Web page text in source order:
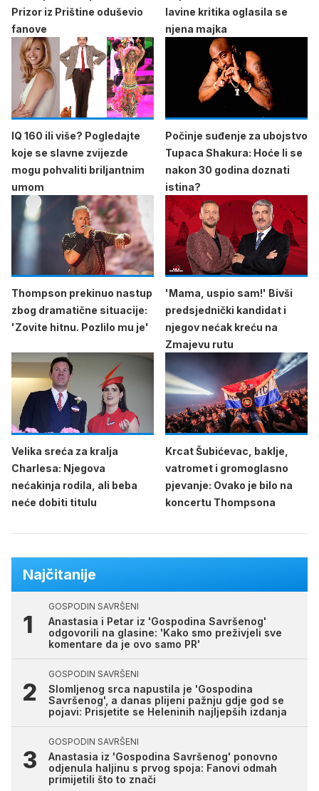
Prizor iz Prištine oduševio
fanove
lavine kritika oglasila se
njena majka
IQ 160 ili više? Pogledajte
koje se slavne zvijezde
mogu pohvaliti briljantnim
umom
Počinje suđenje za ubojstvo
Tupaca Shakura: Hoće li se
nakon 30 godina doznati
istina?
Thompson prekinuo nastup
zbog dramatične situacije:
'Zovite hitnu. Pozlilo mu je'
'Mama, uspio sam!' Bivši
predsjednički kandidat i
njegov nećak kreću na
Zmajevu rutu
Velika sreća za kralja
Charlesa: Njegova
nećakinja rodila, ali beba
neće dobiti titulu
Krcat Šubićevac, baklje,
vatromet i gromoglasno
pjevanje: Ovako je bilo na
koncertu Thompsona
Najčitanije
GOSPODIN SAVRŠENI
Anastasia i Petar iz 'Gospodina Savršenog'
odgovorili na glasine: 'Kako smo preživjeli sve
komentare da je ovo samo PR'
GOSPODIN SAVRŠENI
Slomljenog srca napustila je 'Gospodina
Savršenog', a danas plijeni pažnju gdje god se
pojavi: Prisjetite se Heleninih najljepših izdanja
GOSPODIN SAVRŠENI
Anastasia iz 'Gospodina Savršenog' ponovno
odjenula haljinu s prvog spoja: Fanovi odmah
primijetili što to znači